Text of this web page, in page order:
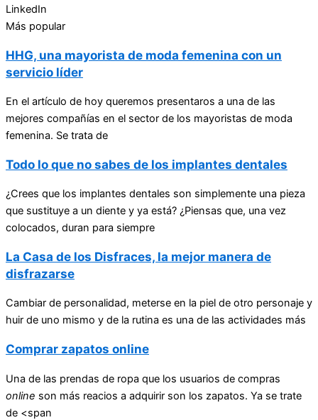
LinkedIn
Más popular
HHG, una mayorista de moda femenina con un
servicio líder
En el artículo de hoy queremos presentaros a una de las
mejores compañías en el sector de los mayoristas de moda
femenina. Se trata de
Todo lo que no sabes de los implantes dentales
¿Crees que los implantes dentales son simplemente una pieza
que sustituye a un diente y ya está? ¿Piensas que, una vez
colocados, duran para siempre
La Casa de los Disfraces, la mejor manera de
disfrazarse
Cambiar de personalidad, meterse en la piel de otro personaje y
huir de uno mismo y de la rutina es una de las actividades más
Comprar zapatos online
Una de las prendas de ropa que los usuarios de compras
online son más reacios a adquirir son los zapatos. Ya se trate
de <span